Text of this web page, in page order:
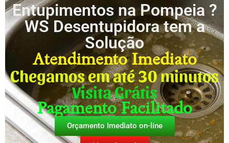
Entupimentos na Pompeia ?
WS Desentupidora tem a
Solução
Atendimento Imediato
Chegamos em até 30 minutos
Visita Grátis
Pagamento Facilitado
Orçamento Imediato on-line